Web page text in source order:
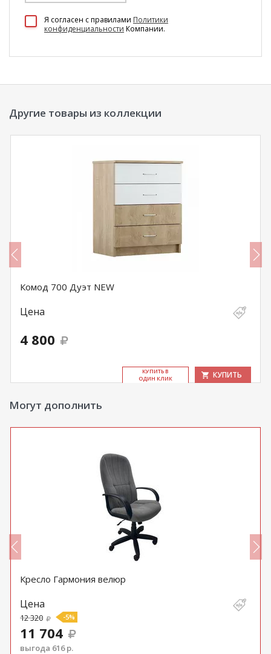
Я согласен c правилами Политики
конфиденциальности Компании.
Другие товары из коллекции
Комод 700 Дуэт NEW
Цена
4 800
КУ­ПИТЬ В
ОДИН КЛИК
КУПИТЬ
Могут дополнить
Кресло Гармония велюр
Цена
12 320 -5%
11 704
выгода 616 р.